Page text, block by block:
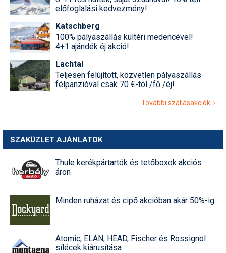
előfoglalási kedvezmény!
Katschberg
100% pályaszállás kültéri medencével!
4+1 ajándék éj akció!
Lachtal
Teljesen felújított, közvetlen pályaszállás
félpanzióval csak 70 €-tól /fő /éj!
További szállásakciók
SZAKÜZLET AJÁNLATOK
Thule kerékpártartók és tetőboxok akciós
áron
Minden ruházat és cipő akcióban akár 50%-ig
Atomic, ELAN, HEAD, Fischer és Rossignol
sílécek kiárusítása